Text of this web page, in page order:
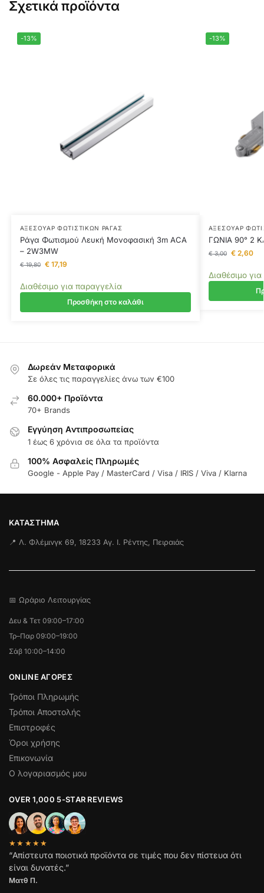
Σχετικά προϊόντα
-13%
ΑΞΕΣΟΥΆΡ ΦΩΤΙΣΤΙΚΏΝ ΡΆΓΑΣ
Ράγα Φωτισμού Λευκή Μονοφασική 3m ACA
– 2W3MW
€19,80 €17,19
Διαθέσιμο για παραγγελία
Προσθήκη στο καλάθι
-13%
ΑΞΕΣΟΥΆΡ
ΓΩΝΙΑ 90° 2
€3,00 €2,60
Διαθέσιμο
Δωρεάν Μεταφορικά
Σε όλες τις παραγγελίες άνω των €100
60.000+ Προϊόντα
70+ Brands
Εγγύηση Aντιπροσωπείας
1 έως 6 χρόνια σε όλα τα προϊόντα
100% Ασφαλείς Πληρωμές
Google - Apple Pay / MasterCard / Visa / IRIS / Viva / Klarna
ΚΑΤΆΣΤΗΜΑ
📍 Λ. Φλέμινγκ 69, 18233 Αγ. Ι. Ρέντης, Πειραιάς
📅 Ωράριο Λειτουργίας
Δευ & Τετ 09:00–17:00
Τρ–Παρ 09:00–19:00
Σάβ 10:00–14:00
ONLINE ΑΓΟΡΕΣ
Τρόποι Πληρωμής
Τρόποι Αποστολής
Επιστροφές
Όροι χρήσης
Επικονωνία
Ο λογαριασμός μου
OVER 1,000 5-STAR REVIEWS
★★★★★
“Απίστευτα ποιοτικά προϊόντα σε τιμές που δεν πίστευα ότι
είναι δυνατές.”
Ματθ Π.